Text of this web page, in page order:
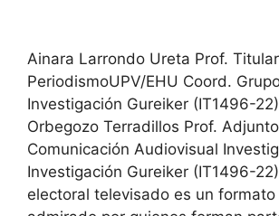
Ainara Larrondo Ureta Prof.
PeriodismoUPV/EHU Coord.
Investigación Gureiker (IT1496-
Orbegozo Terradillos Prof.
Comunicación Audiovisual
Investigación Gureiker (IT1496-
electoral televisado es un